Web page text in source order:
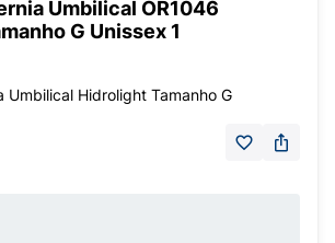
Umbilical OR1046
G Unissex 1
Umbilical Hidrolight Tamanho G